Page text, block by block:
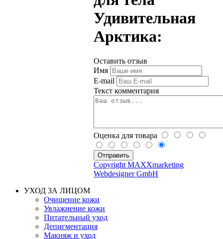
Удивительная
Арктика:
Оставить отзыв
Имя
E-mail
Текст комментария
Оценка для товара
Copyright MAXXmarketing
Webdesigner GmbH
УХОД ЗА ЛИЦОМ
Очищение кожи
Увлажнение кожи
Питательный уход
Депигментация
Макияж и уход